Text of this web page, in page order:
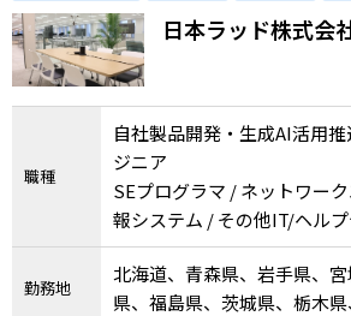
日本ラッド株式会
職種
自社製品開発・生成AI活用
ジニア
SEプログラマ / ネットワー
報システム / その他IT/ヘル
勤務地
北海道、青森県、岩手県、
県、福島県、茨城県、栃木